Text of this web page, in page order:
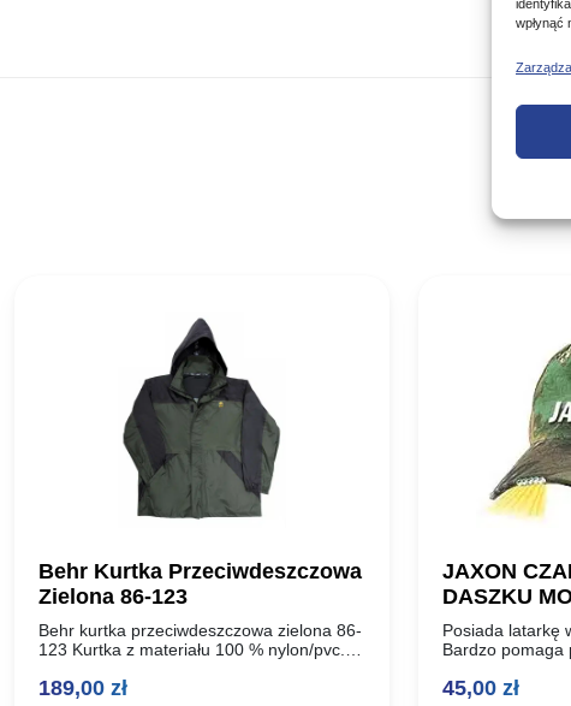
wpłynąć
Behr Kurtka Przeciwdeszczowa
Zielona 86-123
Behr kurtka przeciwdeszczowa zielona 86-
123 Kurtka z materiału 100 % nylon/pvc.
Idealnie wykonana pod deszczowe
189,00 zł
JAXON
DASZKU
Posiada latarkę
Bardzo pomaga
koloru moro. Nr.
45,00 zł